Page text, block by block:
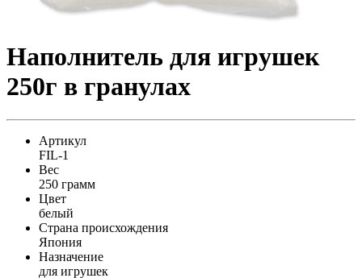
Наполнитель для игрушек
250г в гранулах
Артикул
FIL-1
Вес
250 грамм
Цвет
белый
Страна происхождения
Япония
Назначение
для игрушек